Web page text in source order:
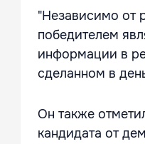
"Независимо от
победителем
информации в
сделанном в
Он также
кандидата от